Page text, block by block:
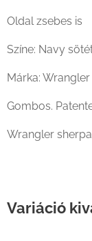
Oldal zsebes is
Színe: Navy
Márka: Wrangler
Gombos.
Wrangler
Variáció